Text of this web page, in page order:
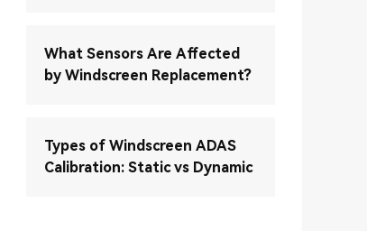
What Sensors Are Affected
by Windscreen Replacement?
Types of Windscreen ADAS
Calibration: Static vs Dynamic